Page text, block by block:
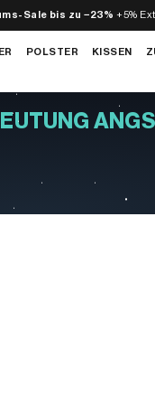
Sale bis zu −23% +5%
POLSTER KISSEN